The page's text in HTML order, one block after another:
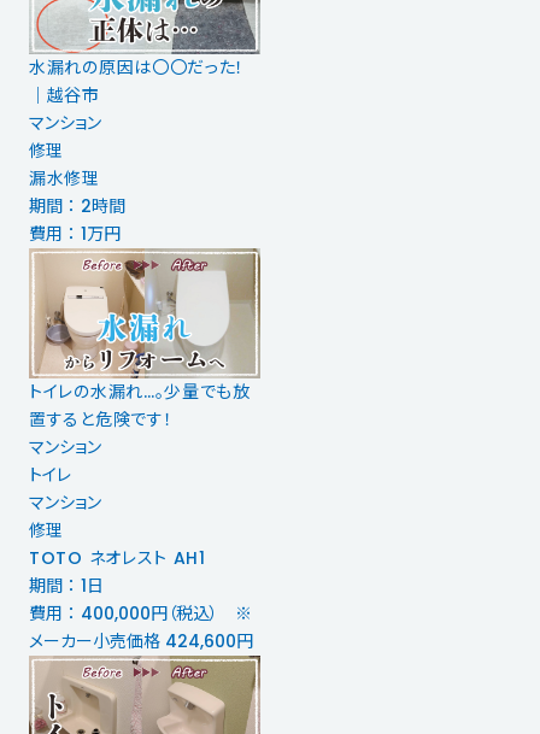
水漏れの原因は〇〇だった！
｜越谷市
マンション
修理
漏水修理
期間 ： 2時間
費用 ： 1万円
トイレの水漏れ…。少量でも放
置すると危険です！
マンション
トイレ
マンション
修理
TOTO ネオレスト AH1
期間 ： 1日
費用 ： 400,000円（税込） ※
メーカー小売価格 424,600円